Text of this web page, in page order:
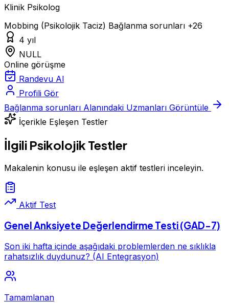
Klinik Psikolog
Mobbing (Psikolojik Taciz) Bağlanma sorunları +26
4 yıl
NULL
Online görüşme
Randevu Al
Profili Gör
Bağlanma sorunları Alanındaki Uzmanları Görüntüle
İçerikle Eşleşen Testler
İlgili Psikolojik Testler
Makalenin konusu ile eşleşen aktif testleri inceleyin.
Aktif Test
Genel Anksiyete Değerlendirme Testi (GAD-7)
Son iki hafta içinde aşağıdaki problemlerden ne sıklıkla
rahatsızlık duydunuz? (AI Entegrasyon)
Tamamlanan